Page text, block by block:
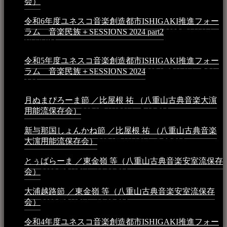
令和6年度ユネスコ音楽創造都市ISHIGAKI推進フォー
ラム 音楽民族＋SESSIONS 2024 part22025年1月1日 -
10:50 PM
令和5年度ユネスコ音楽創造都市ISHIGAKI推進フォー
ラム 音楽民族＋SESSIONS 20242024年5月4日 - 7:21
AM
月ぬまぴろーま節 ／比屋根 祐 （八重山古典音楽大濵
用能流保存会）2024年4月20日 - 5:19 PM
新与那国しょんかね節 ／比屋根 祐 （八重山古典音楽
大濵用能流保存会）2024年4月16日 - 3:57 PM
とぅばらーま ／東金嶺 等（八重山古典音楽安室流保存
会）2023年5月5日 - 10:08 PM
大浦越路節 ／東金嶺 等（八重山古典音楽安室流保存
会）2023年5月5日 - 10:03 PM
令和4年度ユネスコ音楽創造都市ISHIGAKI推進フォー